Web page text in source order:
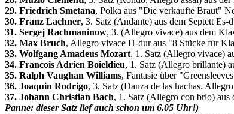
29. Friedrich Smetana, Polka aus "Die verkaufte Braut"
30. Franz Lachner, 3. Satz (Andante) aus dem Septett
31. Sergej Rachmaninow, 3. (Allegro vivace) aus dem
32. Max Bruch, Allegro vivace H-dur aus "8 Stücke für
33. Wolfgang Amadeus Mozart, 1. Satz (Allegro vivace)
34. Francois Adrien Boieldieu, 1. Satz (Allegro brillante)
35. Ralph Vaughan Williams, Fantasie über
36. Joaquin Rodrigo, 3. Satz (Danza de las hachas.
37. Johann Christian Bach, 1. Satz (Allegro con brio)
Panne: dieser Satz lief auch schon um 6.05 Uhr!)